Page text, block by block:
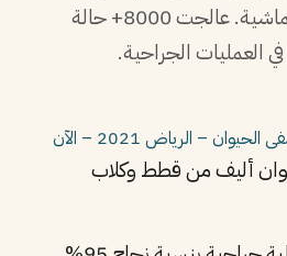
الحيوانات الأليفة والماشية. عالجت 8000+ حالة
الحيوان – الرياض 2021 – الآن
حيوان أليف من قطط وكلاب